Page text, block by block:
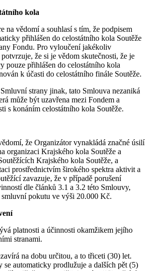
kola
na vědomí a souhlasí s tím, že podpisem
přihlášen do celostátního kola Soutěže
Fondu. Pro vyloučení jakékoliv
že si je vědom skutečnosti, že je
pouze přihlášen do celostátního kola
k účasti do celostátního finále Soutěže.
strany jinak, tato Smlouva nezaniká
může být uzavřena mezi Fondem a
s konáním celostátního kola Soutěže.
že Organizátor vynakládá značné úsilí
organizaci Krajského kola Soutěže a
Krajského kola Soutěže, a
prostřednictvím širokého spektra aktivit a
zavazuje, že v případě porušení
dle článků 3.1 a 3.2 této Smlouvy,
pokutu ve výši 20.000 Kč.
platnosti a účinnosti okamžikem jejího
stranami.
na dobu určitou, a to třiceti (30) let.
se automaticky prodlužuje a dalších pět (5)